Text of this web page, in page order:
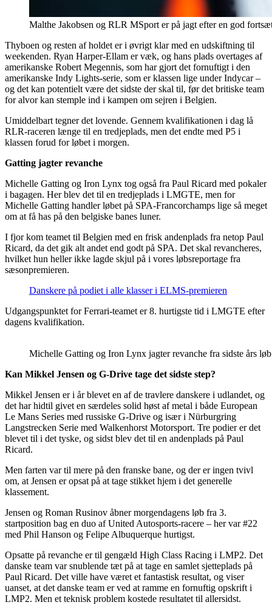
Malthe Jakobsen og RLR MSport er på jagt efter en god
Thyboen og resten af holdet er i øvrigt klar med en udskiftning til
weekenden. Ryan Harper-Ellam er væk, og hans plads overtages af
amerikanske Robert Megennis, som har gjort det fornuftigt i den
amerikanske Indy Lights-serie, som er klassen lige under Indycar –
og det kan potentielt være det sidste der skal til, før det britiske team
for alvor kan stemple ind i kampen om sejren i Belgien.
Umiddelbart tegner det lovende. Gennem kvalifikationen i dag lå
RLR-raceren længe til en tredjeplads, men det endte med P5 i
klassen forud for løbet i morgen.
Gatting jagter revanche
Michelle Gatting og Iron Lynx tog også fra Paul Ricard med pokaler
i bagagen. Her blev det til en tredjeplads i LMGTE, men for
Michelle Gatting handler løbet på SPA-Francorchamps lige så meget
om at få has på den belgiske banes luner.
I fjor kom teamet til Belgien med en frisk andenplads fra netop Paul
Ricard, da det gik alt andet end godt på SPA. Det skal revancheres,
hvilket hun heller ikke lagde skjul på i vores løbsreportage fra
sæsonpremieren.
Danskere på podiet i alle klasser i ELMS-premieren
Udgangspunktet for Ferrari-teamet er 8. hurtigste tid i LMGTE efter
dagens kvalifikation.
Michelle Gatting og Iron Lynx jagter revanche fra sidste års
Kan Mikkel Jensen og G-Drive tage det sidste step?
Mikkel Jensen er i år blevet en af de travlere danskere i udlandet, og
det har hidtil givet en særdeles solid høst af metal i både European
Le Mans Series med russiske G-Drive og især i Nürburgring
Langstrecken Serie med Walkenhorst Motorsport. Tre podier er det
blevet til i det tyske, og sidst blev det til en andenplads på Paul
Ricard.
Men farten var til mere på den franske bane, og der er ingen tvivl
om, at Jensen er opsat på at tage stikket hjem i det generelle
klassement.
Jensen og Roman Rusinov åbner morgendagens løb fra 3.
startposition bag en duo af United Autosports-racere – her var #22
med Phil Hanson og Felipe Albuquerque hurtigst.
Opsatte på revanche er til gengæld High Class Racing i LMP2. Det
danske team var snublende tæt på at tage en samlet sjetteplads på
Paul Ricard. Det ville have været et fantastisk resultat, og viser
uanset, at det danske team er ved at ramme en fornuftig opskrift i
LMP2. Men et teknisk problem kostede resultatet til allersidst.